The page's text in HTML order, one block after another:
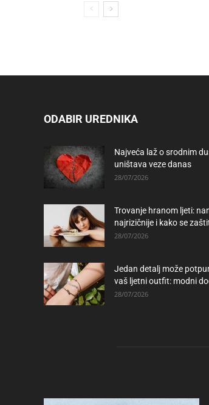
ODABIR UREDNIKA
Najveća laž o srodnim
uništava veze danas
28/07/2026
Trovanje hranom ljeti:
najrizičnije i kako se
28/07/2026
Jedan detalj može
vaš ljetni outfit: modni
28/07/2026